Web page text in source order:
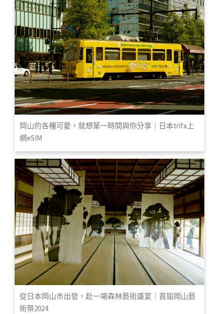
岡山的各種可愛，就想第一時間與你分享｜日本trifa上
網eSIM
從日本岡山市出發，赴一場森林藝術盛宴｜首屆岡山藝
術祭2024